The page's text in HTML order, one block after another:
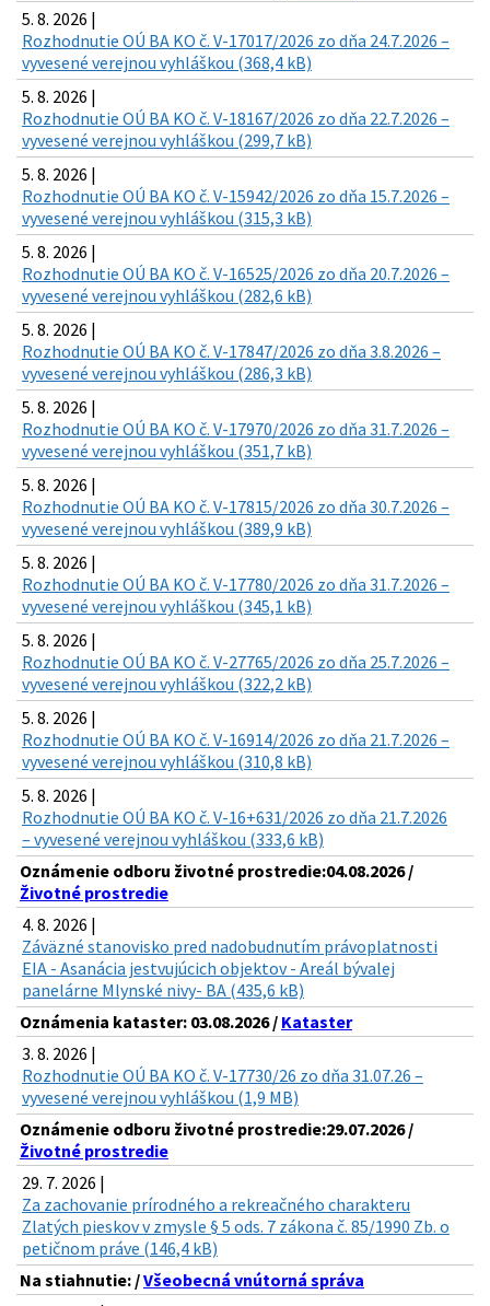
5. 8. 2026 |
Rozhodnutie OÚ BA KO č. V-17017/2026 zo dňa 24.7.2026 –
vyvesené verejnou vyhláškou (368,4 kB)
5. 8. 2026 |
Rozhodnutie OÚ BA KO č. V-18167/2026 zo dňa 22.7.2026 –
vyvesené verejnou vyhláškou (299,7 kB)
5. 8. 2026 |
Rozhodnutie OÚ BA KO č. V-15942/2026 zo dňa 15.7.2026 –
vyvesené verejnou vyhláškou (315,3 kB)
5. 8. 2026 |
Rozhodnutie OÚ BA KO č. V-16525/2026 zo dňa 20.7.2026 –
vyvesené verejnou vyhláškou (282,6 kB)
5. 8. 2026 |
Rozhodnutie OÚ BA KO č. V-17847/2026 zo dňa 3.8.2026 –
vyvesené verejnou vyhláškou (286,3 kB)
5. 8. 2026 |
Rozhodnutie OÚ BA KO č. V-17970/2026 zo dňa 31.7.2026 –
vyvesené verejnou vyhláškou (351,7 kB)
5. 8. 2026 |
Rozhodnutie OÚ BA KO č. V-17815/2026 zo dňa 30.7.2026 –
vyvesené verejnou vyhláškou (389,9 kB)
5. 8. 2026 |
Rozhodnutie OÚ BA KO č. V-17780/2026 zo dňa 31.7.2026 –
vyvesené verejnou vyhláškou (345,1 kB)
5. 8. 2026 |
Rozhodnutie OÚ BA KO č. V-27765/2026 zo dňa 25.7.2026 –
vyvesené verejnou vyhláškou (322,2 kB)
5. 8. 2026 |
Rozhodnutie OÚ BA KO č. V-16914/2026 zo dňa 21.7.2026 –
vyvesené verejnou vyhláškou (310,8 kB)
5. 8. 2026 |
Rozhodnutie OÚ BA KO č. V-16+631/2026 zo dňa 21.7.2026
– vyvesené verejnou vyhláškou (333,6 kB)
Oznámenie odboru životné prostredie:04.08.2026 /
Životné prostredie
4. 8. 2026 |
Záväzné stanovisko pred nadobudnutím právoplatnosti
EIA - Asanácia jestvujúcich objektov - Areál bývalej
panelárne Mlynské nivy- BA (435,6 kB)
Oznámenia kataster: 03.08.2026 / Kataster
3. 8. 2026 |
Rozhodnutie OÚ BA KO č. V-17730/26 zo dňa 31.07.26 –
vyvesené verejnou vyhláškou (1,9 MB)
Oznámenie odboru životné prostredie:29.07.2026 /
Životné prostredie
29. 7. 2026 |
Za zachovanie prírodného a rekreačného charakteru
Zlatých pieskov v zmysle § 5 ods. 7 zákona č. 85/1990 Zb. o
petičnom práve (146,4 kB)
Na stiahnutie: /Všeobecná vnútorná správa